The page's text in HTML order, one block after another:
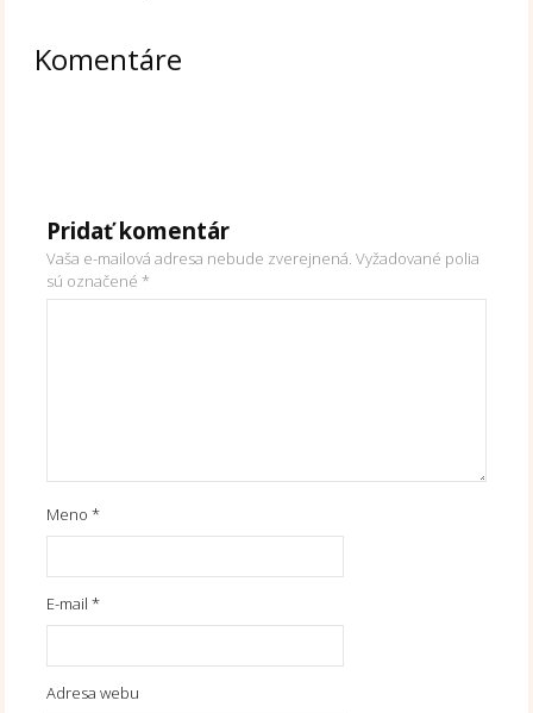
Komentáre
Pridať komentár
Vaša e-mailová adresa nebude zverejnená. Vyžadované polia
sú označené*
Meno*
E-mail*
Adresa webu